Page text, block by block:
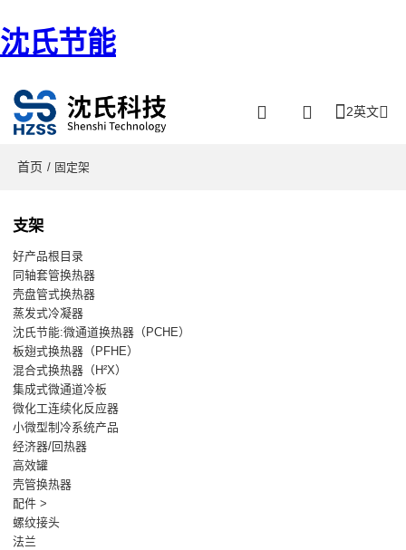
沈氏节能
2英文
首页 / 固定架
支架
好产品根目录
同轴套管换热器
壳盘管式换热器
蒸发式冷凝器
沈氏节能:微通道换热器（PCHE）
板翅式换热器（PFHE）
混合式换热器（H²X）
集成式微通道冷板
微化工连续化反应器
小微型制冷系统产品
经济器/回热器
高效罐
壳管换热器
配件 >
螺纹接头
法兰